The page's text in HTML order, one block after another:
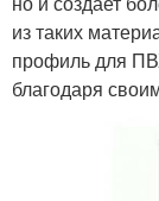
из таких
профиль для
благодаря